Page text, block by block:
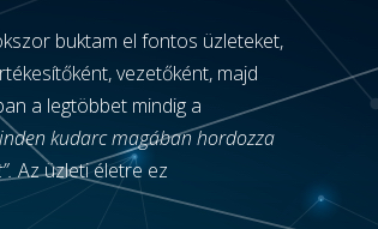
buktam el fontos üzleteket,
vezetőként, majd
a legtöbbet mindig a
kudarc magában hordozza
Az üzleti életre ez